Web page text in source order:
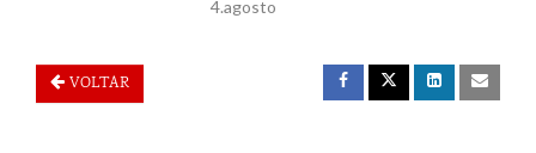
4.agosto
VOLTAR